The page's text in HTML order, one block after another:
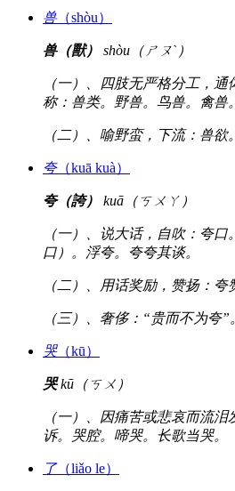
兽（shòu）
兽（獸） shòu（ㄕㄡˋ）
（一）、四肢无严格分工，
称：兽类。野兽。鸟兽。禽兽
（二）、喻野蛮，下流：兽欲
夸（kuā kuà）
夸（誇） kuā（ㄎㄨㄚ）
（一）、说大话，自吹：夸
口）。浮夸。夸夸其谈。
（二）、用话奖励，赞扬：夸
（三）、奢侈：“贵而不为夸”
哭（kū）
哭kū（ㄎㄨ）
（一）、因痛苦或悲哀而流
诉。哭腔。啼哭。长歌当哭。
了（liǎo le）